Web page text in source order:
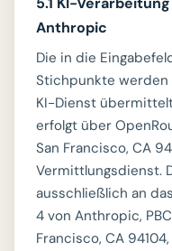
Anthropic
Die in die
Stichpunkte werden
KI-Dienst
erfolgt über
San Francisco, CA
Vermittlungsdienst.
ausschließlich an
4 von Anthropic,
Francisco, CA